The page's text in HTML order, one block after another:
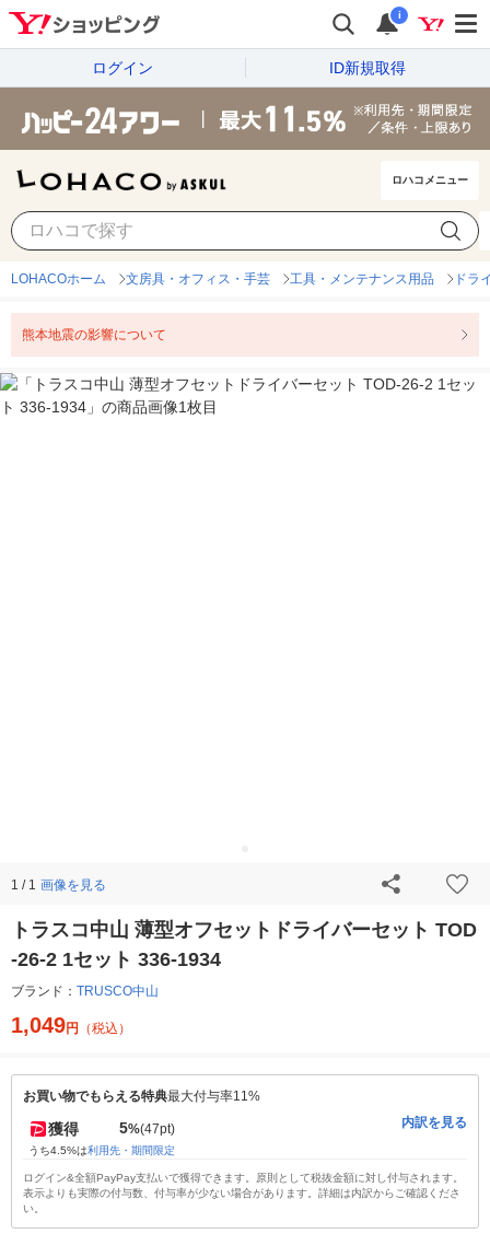
i
ログイン ID新規取得
ロハコメニュー
LOHACOホーム 文房具・オフィス・手芸 工具・メンテナンス用品 ドラ
熊本地震の影響について
1 / 1 画像を見る
トラスコ中山 薄型オフセットドライバーセット TOD
-26-2 1セット 336-1934
ブランド： TRUSCO中山
1,049円 （税込）
お買い物でもらえる特典最大付与率11%
獲得 5%(47pt)
うち4.5%は利用先・期間限定
内訳を見る
ログイン&全額PayPay支払いで獲得できます。原則として税抜金額に対し付与されます。
表示よりも実際の付与数、付与率が少ない場合があります。詳細は内訳からご確認くださ
い。